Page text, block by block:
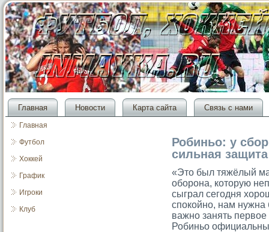
Главная Новости Карта сайта Связь с нами
Главная
Футбол
Хоккей
График
Игроки
Клуб
Робиньо: у
сильная защита
«Это был тяжёлый
оборона, которую
сыграл сегодня
спокойно, нам нужна
важно занять первое
Робиньо